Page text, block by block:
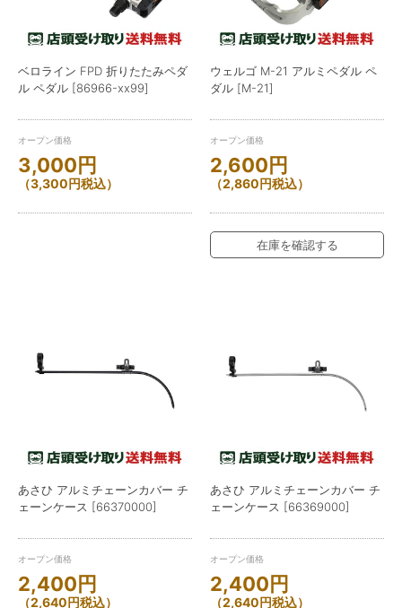
ベロライン FPD 折りたたみペダ
ル ペダル [86966-xx99]
オープン価格
3,000円
（3,300円税込）
ウェルゴ M-21 アルミペダル ペ
ダル [M-21]
オープン価格
2,600円
（2,860円税込）
在庫を確認する
あさひ アルミチェーンカバー チ
ェーンケース [66370000]
オープン価格
2,400円
（2,640円税込）
あさひ アルミチェーンカバー チ
ェーンケース [66369000]
オープン価格
2,400円
（2,640円税込）